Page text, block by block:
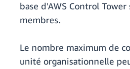
base d'AWS Control
membres.
Le nombre maximum de
unité organisationnelle